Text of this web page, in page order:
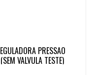
PRESSAO
VALVULA TESTE)